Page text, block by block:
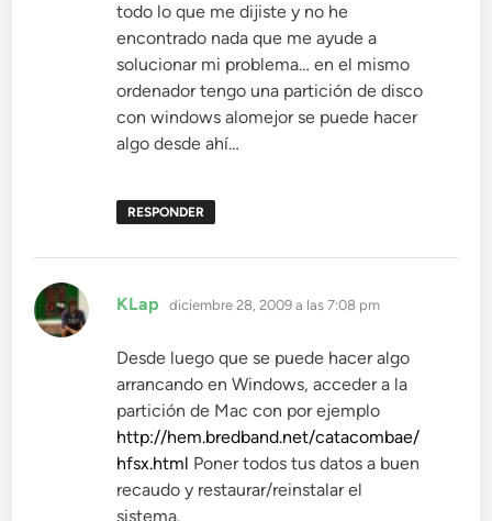
todo lo que me dijiste y no he
encontrado nada que me ayude a
solucionar mi problema… en el mismo
ordenador tengo una partición de disco
con windows alomejor se puede hacer
algo desde ahí…
RESPONDER
KLap dice:
diciembre 28, 2009 a las 7:08 pm
Desde luego que se puede hacer algo
arrancando en Windows, acceder a la
partición de Mac con por ejemplo
http://hem.bredband.net/catacombae/
hfsx.html Poner todos tus datos a buen
recaudo y restaurar/reinstalar el
sistema.